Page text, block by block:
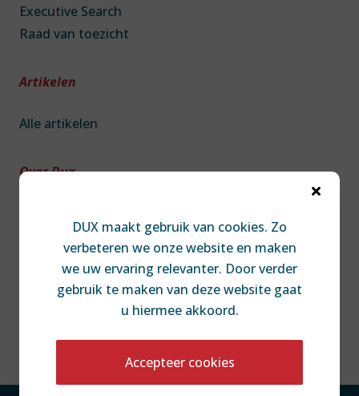
Executive Search
Raad van toezicht
Artikelen
Alle artikelen
Over Dux
Contact
Diversiteit & Inclusie
Disclaimer

DUX maakt gebruik van cookies. Zo
verbeteren we onze website en maken
we uw ervaring relevanter. Door verder
gebruik te maken van deze website gaat
u hiermee akkoord.
Accepteer cookies